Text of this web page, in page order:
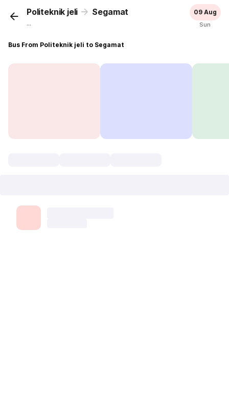
Politeknik jeli Segamat
...
09 Aug
Sun
Bus From Politeknik jeli to Segamat